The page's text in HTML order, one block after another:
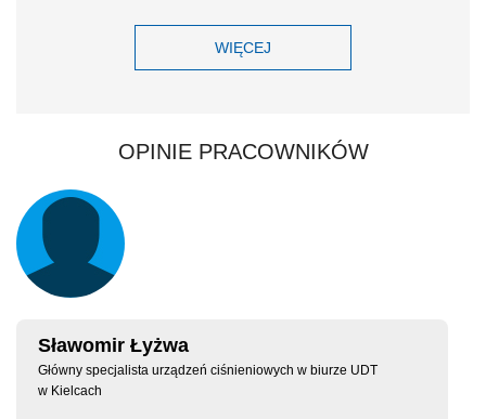
WIĘCEJ
OPINIE PRACOWNIKÓW
Sławomir Łyżwa
Główny specjalista urządzeń ciśnieniowych w biurze UDT
w Kielcach